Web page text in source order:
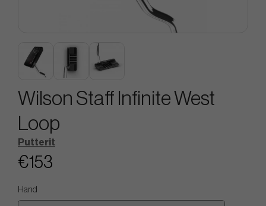
Wilson Staff Infinite West
Loop
Putterit
€153
Hand